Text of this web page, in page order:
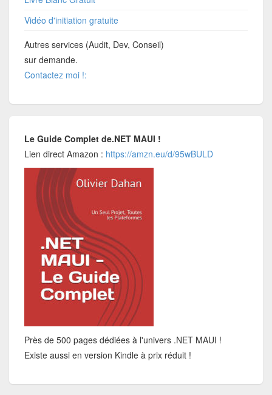
Vidéo d'initiation gratuite
Autres services (Audit, Dev, Conseil)
sur demande.
Contactez moi !:
Le Guide Complet de.NET MAUI !
Lien direct Amazon : https://amzn.eu/d/95wBULD
Près de 500 pages dédiées à l'univers .NET MAUI !
Existe aussi en version Kindle à prix réduit !